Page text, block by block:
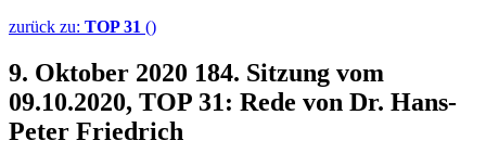
zurück zu: TOP 31 ()
9. Oktober 2020 184. Sitzung vom
09.10.2020, TOP 31: Rede von Dr. Hans-
Peter Friedrich